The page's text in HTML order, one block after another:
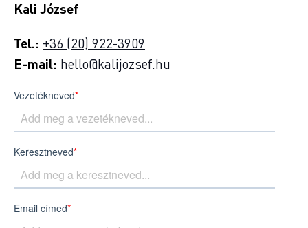
Kali József
Tel.: +36 (20) 922-3909
E-mail: hello@kalijozsef.hu